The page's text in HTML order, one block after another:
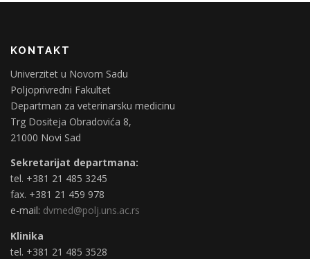
KONTAKT
Univerzitet u Novom Sadu
Poljoprivredni Fakultet
Departman za veterinarsku medicinu
Trg Dositeja Obradovića 8,
21000 Novi Sad
Sekretarijat departmana:
tel. +381 21 485 3245
fax. +381 21 459 978
e-mail: dvmed@polj.uns.ac.rs
Klinika
tel. +381 21 485 3528